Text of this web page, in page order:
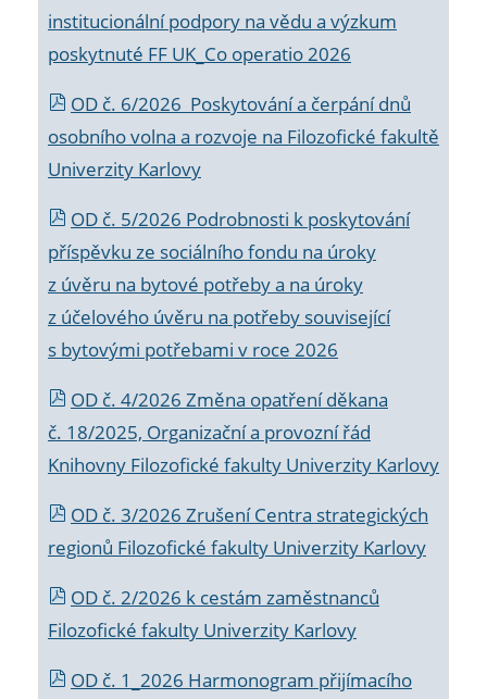
institucionální podpory na vědu a výzkum
poskytnuté FF UK_Co operatio 2026
OD č. 6/2026 Poskytování a čerpání dnů
osobního volna a rozvoje na Filozofické fakultě
Univerzity Karlovy
OD č. 5/2026 Podrobnosti k poskytování
příspěvku ze sociálního fondu na úroky
z úvěru na bytové potřeby a na úroky
z účelového úvěru na potřeby související
s bytovými potřebami v roce 2026
OD č. 4/2026 Změna opatření děkana
č. 18/2025, Organizační a provozní řád
Knihovny Filozofické fakulty Univerzity Karlovy
OD č. 3/2026 Zrušení Centra strategických
regionů Filozofické fakulty Univerzity Karlovy
OD č. 2/2026 k cestám zaměstnanců
Filozofické fakulty Univerzity Karlovy
OD č. 1_2026 Harmonogram přijímacího